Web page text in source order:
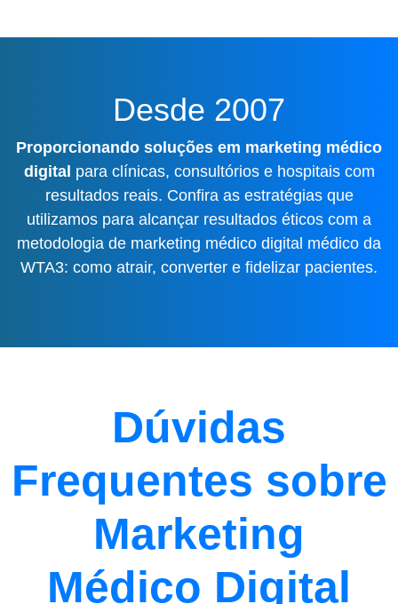
Desde 2007
Proporcionando soluções em marketing médico
digital para clínicas, consultórios e hospitais com
resultados reais. Confira as estratégias que
utilizamos para alcançar resultados éticos com a
metodologia de marketing médico digital médico da
WTA3: como atrair, converter e fidelizar pacientes.
Dúvidas
Frequentes sobre
Marketing
Médico Digital